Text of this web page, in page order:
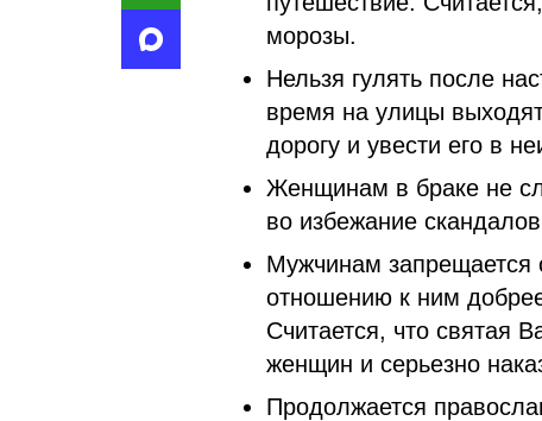
морозы.
Нельзя гулять после
время на улицы
дорогу и увести его в
Женщинам в браке не
во избежание
Мужчинам запрещается
отношению к ним
Считается, что святая
женщин и серьезно
Продолжается